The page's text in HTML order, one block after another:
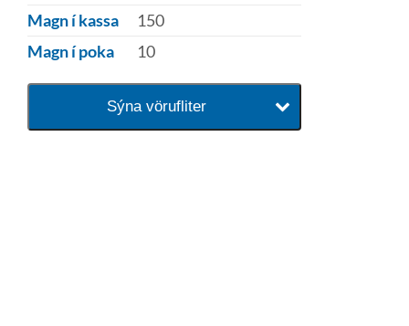
Magn í kassa
150
Magn í poka
10
Sýna vörufliter